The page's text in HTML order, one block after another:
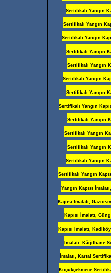
Sertifikalı Yangın
Sertifikalı Yangın
Sertifikalı Yangın
Sertifikalı Yangın
Sertifikalı Yangın
Sertifikalı Yangın
Sertifikalı Yangın
Sertifikalı Yangın
Sertifikalı Yangın
Sertifikalı Yangın
Sertifikalı Yangın
Sertifikalı Yangın
Sertifikalı Yangın
Yangın Kapısı
Kapısı İmalatı,
Kapısı İmalatı,
Kapısı İmalatı,
İmalatı, Kâğithane
İmalatı, Kartal
Küçükçekmece